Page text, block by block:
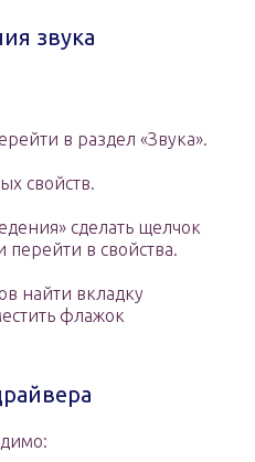
звука
в раздел «Звука».
свойств.
сделать щелчок
в свойства.
найти вкладку
флажок